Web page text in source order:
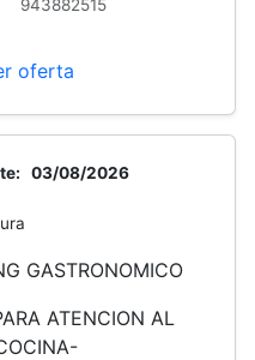
943882515
oferta
03/08/2026
GASTRONOMICO
ATENCION AL